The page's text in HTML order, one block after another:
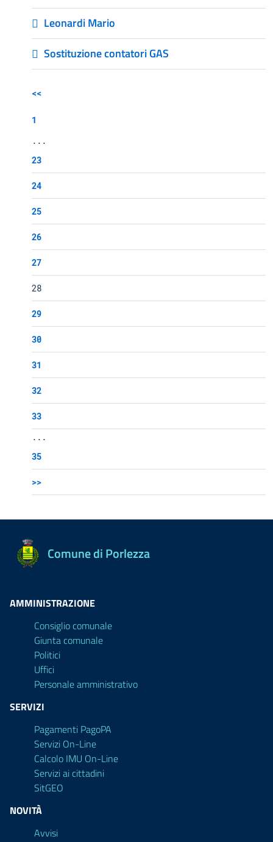
Leonardi Mario
Sostituzione contatori GAS
<<
1
...
23
24
25
26
27
28
29
30
31
32
33
...
35
>>
Comune di Porlezza
AMMINISTRAZIONE
Consiglio comunale
Giunta comunale
Politici
Uffici
Personale amministrativo
SERVIZI
Pagamenti PagoPA
Servizi On-Line
Calcolo IMU On-Line
Servizi ai cittadini
SitGEO
NOVITÀ
Avvisi